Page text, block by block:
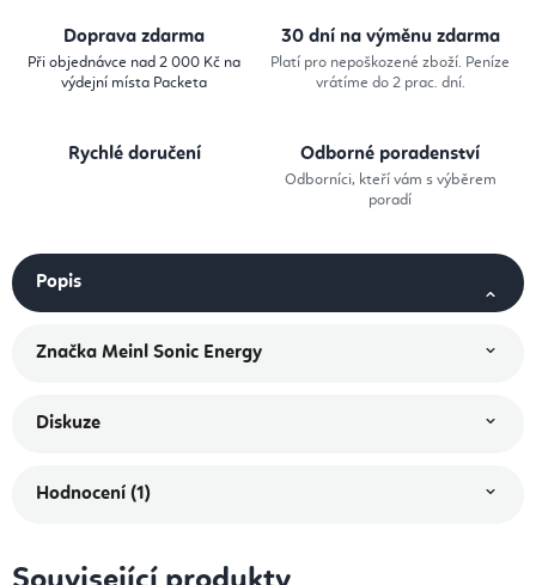
Doprava zdarma
Při objednávce nad 2 000 Kč na
výdejní místa Packeta
30 dní na výměnu zdarma
Platí pro nepoškozené zboží. Peníze
vrátíme do 2 prac. dní.
Rychlé doručení Odborné poradenství
Odborníci, kteří vám s výběrem
poradí
Popis
Značka Meinl Sonic Energy
Diskuze
Hodnocení (1)